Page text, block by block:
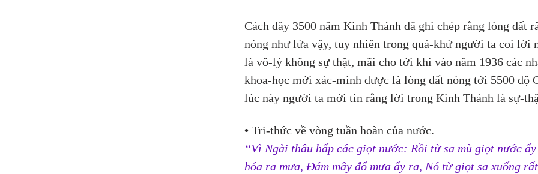
Cách đây 3500 năm Kinh Thánh đã ghi chép rằng lòng đất
nóng như lửa vậy, tuy nhiên trong quá-khứ người ta coi lời
là vô-lý không sự thật, mãi cho tới khi vào năm 1936 các
khoa-học mới xác-minh được là lòng đất nóng tới 5500 độ
lúc này người ta mới tin rằng lời trong Kinh Thánh là sự-
• Tri-thức về vòng tuần hoàn của nước.
“Vì Ngài thâu hấp các giọt nước: Rồi từ sa mù giọt nước ấy
hóa ra mưa, Đám mây đổ mưa ấy ra, Nó từ giọt sa xuống rất